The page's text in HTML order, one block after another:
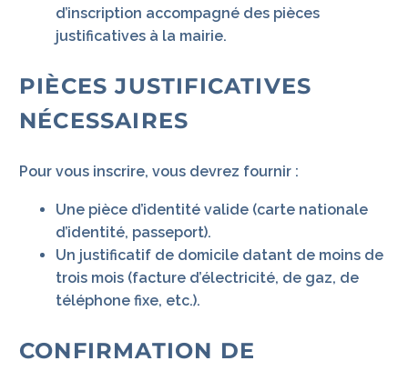
d’inscription accompagné des pièces
justificatives à la mairie.
PIÈCES JUSTIFICATIVES
NÉCESSAIRES
Pour vous inscrire, vous devrez fournir :
Une pièce d’identité valide (carte nationale
d’identité, passeport).
Un justificatif de domicile datant de moins de
trois mois (facture d’électricité, de gaz, de
téléphone fixe, etc.).
CONFIRMATION DE